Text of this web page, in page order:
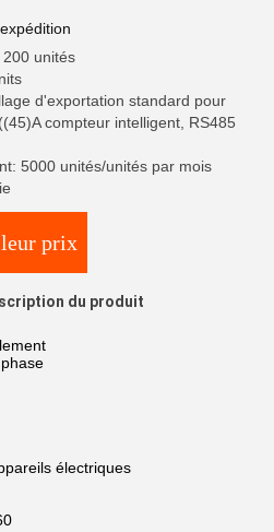
unités
d'exportation standard pour
compteur intelligent, RS485
5000 unités/unités par mois
prix
du produit
électriques